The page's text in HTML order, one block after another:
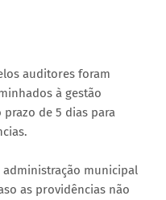
auditores foram
à gestão
de 5 dias para
administração municipal
as providências não